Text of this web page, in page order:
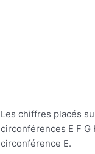
Les chiffres placés
circonférences E F
circonférence E.